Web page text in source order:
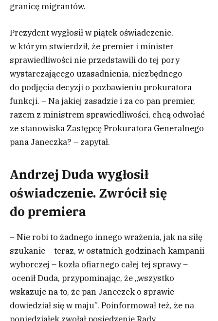
granicę migrantów.
Prezydent wygłosił w piątek oświadczenie,
w którym stwierdził, że premier i minister
sprawiedliwości nie przedstawili do tej pory
wystarczającego uzasadnienia, niezbędnego
do podjęcia decyzji o pozbawieniu prokuratora
funkcji. – Na jakiej zasadzie i za co pan premier,
razem z ministrem sprawiedliwości, chcą odwołać
ze stanowiska Zastępcę Prokuratora Generalnego
pana Janeczka? – zapytał.
Andrzej Duda wygłosił
oświadczenie. Zwrócił się
do premiera
– Nie robi to żadnego innego wrażenia, jak na siłę
szukanie – teraz, w ostatnich godzinach kampanii
wyborczej – kozła ofiarnego całej tej sprawy –
ocenił Duda, przypominając, że „wszystko
wskazuje na to, że pan Janeczek o sprawie
dowiedział się w maju”. Poinformował też, że na